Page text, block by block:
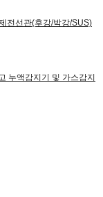
전선관(후강/박강/SUS)
누액감지기 및 가스감지